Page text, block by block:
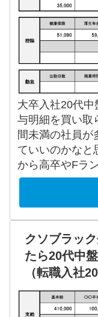
大卒入社20代
与明細を買い取
間未満の社員が
ていいのかなと
から高卒やFラ
クソブラッ
たら20代中
（転職入社